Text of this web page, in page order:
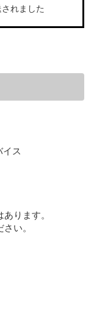
れました
ス
ります。
い。